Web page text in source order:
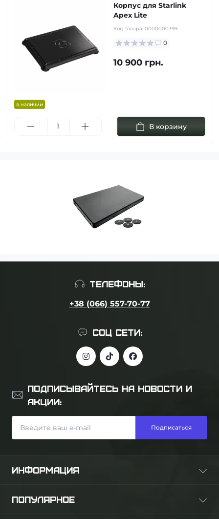
в наличии
Корпус для Starlink
Apex Lite
Код товара: 0000000399
0
10 900 грн.
В корзину
ТЕЛЕФОНЫ:
+38 (066) 557-70-77
СОЦ СЕТИ:
ПОДПИСЫВАЙТЕСЬ НА НОВОСТИ И
АКЦИИ:
Подписаться
ИНФОРМАЦИЯ
Оплата и доставка
ПОПУЛЯРНОЕ